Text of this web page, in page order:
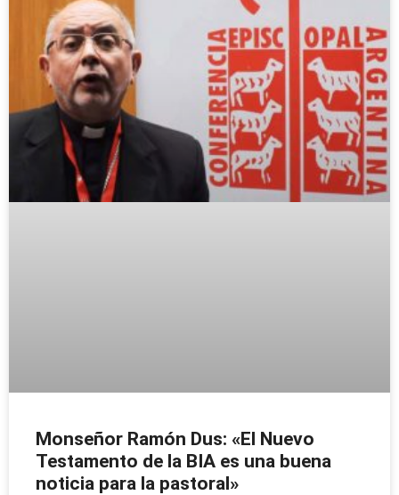
Monseñor Ramón Dus: «El Nuevo
Testamento de la BIA es una buena
noticia para la pastoral»